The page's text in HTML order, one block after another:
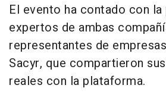
El evento ha contado con
expertos de ambas
representantes de
Sacyr, que compartieron
reales con la plataforma.